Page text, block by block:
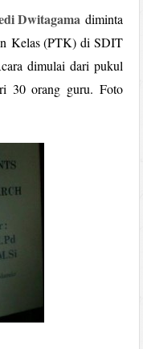
Dwitagama diminta
Kelas (PTK) di SDIT
dimulai dari pukul
30 orang guru. Foto